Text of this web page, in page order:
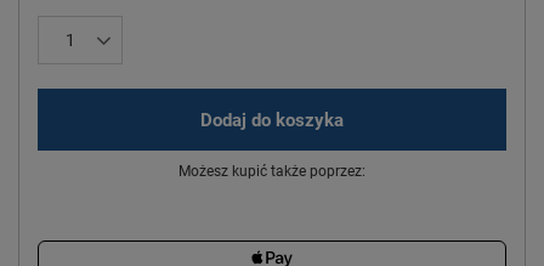
Dodaj do koszyka
Możesz kupić także poprzez: